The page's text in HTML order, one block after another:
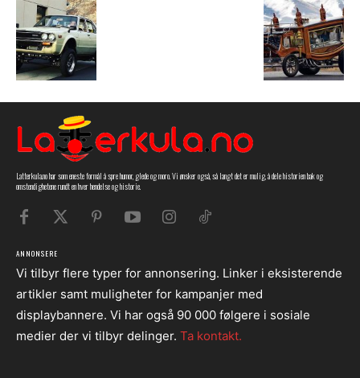
Latterkula.no har som eneste formål å spre humor, glede og moro. Vi ønsker også, så langt det er mulig, å dele historien bak og
omstendighetene rundt en hver hendelse og historie.
ANNONSERE
Vi tilbyr flere typer for annonsering. Linker i eksisterende
artikler samt muligheter for kampanjer med
displaybannere. Vi har også 90 000 følgere i sosiale
medier der vi tilbyr delinger. Ta kontakt.